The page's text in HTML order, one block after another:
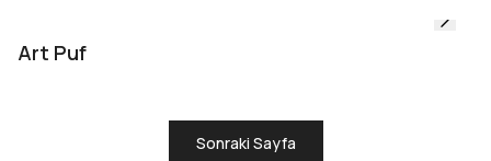
Art Puf
Sonraki Sayfa